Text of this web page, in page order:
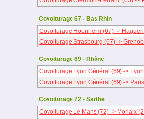
Covoiturage 67 - Bas Rhin
Covoiturage Hoenheim (67) ->
Covoiturage Strasbourg (67) ->
Covoiturage 69 - Rhône
Covoiturage Lyon Général (69) ->
Covoiturage Lyon Général (69) ->
Covoiturage 72 - Sarthe
Covoiturage Le Mans (72) -> Morlaix